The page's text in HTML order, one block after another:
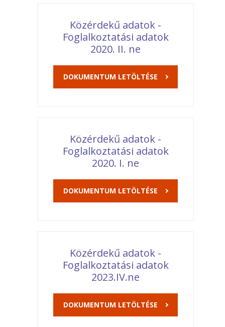
Közérdekű adatok -
Foglalkoztatási adatok
2020. II. ne
DOKUMENTUM LETÖLTÉSE
Közérdekű adatok -
Foglalkoztatási adatok
2020. I. ne
DOKUMENTUM LETÖLTÉSE
Közérdekű adatok -
Foglalkoztatási adatok
2023.IV.ne
DOKUMENTUM LETÖLTÉSE